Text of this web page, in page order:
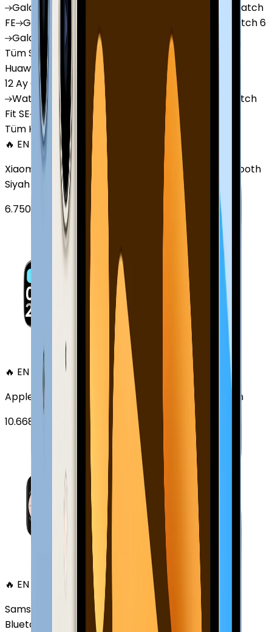
Galaxy
Watch 7
Watch
FE Galaxy Watch 4
Watch 6
Galaxy Watch8
Tüm Samsung Watch'lar
Huawei Watch
12 Ay Garanti
6 Taksit
Watch GT 4 Watch Watch GT 5 Pro
Watch
Fit SE
Watch Fit 3 Watch
GT3 Pro
Tüm Huawei Watch'lar
🔥 EN ÇOK SATAN
Xiaomi Redmi Watch 3 Active Plastik 47mm Bluetooth
Siyah
6.750
TL'denbaşlayan fiyatlar
🔥 EN ÇOK SATAN
Apple Watch Series 6 Alüminyum 40mm GPS Altın
10.668
başlayan fiyatlar
🔥 EN ÇOK SATAN
Samsung Galaxy Watch 7 Alüminyum 44 mm
Bluetooth Wi-Fi Yeşil